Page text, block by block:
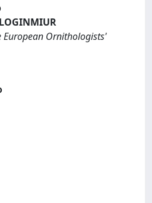
European Ornithologists'